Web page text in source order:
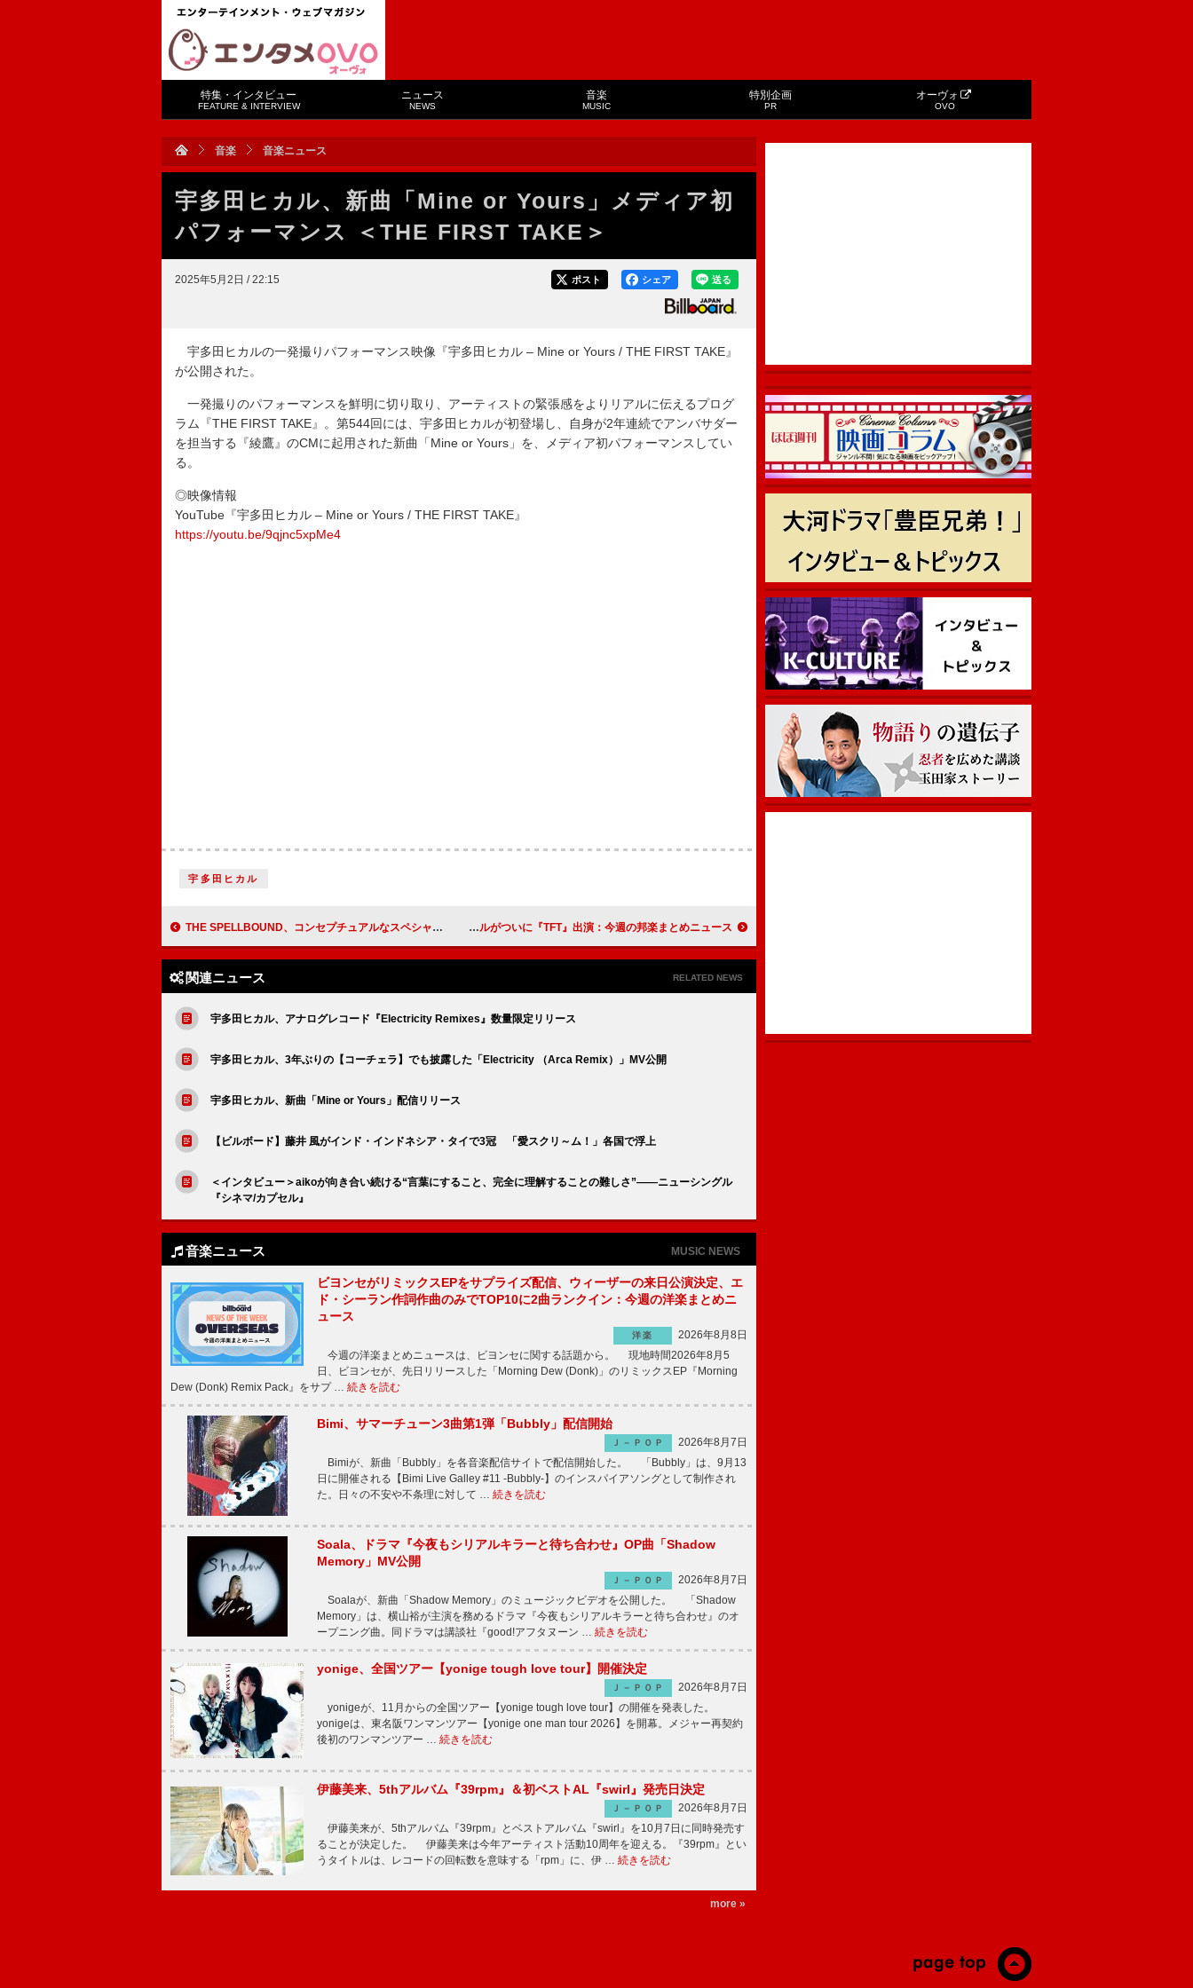
特集・インタビュー
FEATURE & INTERVIEW
ニュース
NEWS
音楽
MUSIC
特別企画
PR
オーヴォ
OVO
音楽 音楽ニュース
宇多田ヒカル、新曲「Mine or Yours」メディア初
パフォーマンス ＜THE FIRST TAKE＞
2025年5月2日 / 22:15 送る
シェア
ポスト
宇多田ヒカルの一発撮りパフォーマンス映像『宇多田ヒカル – Mine or Yours / THE FIRST TAKE』
が公開された。
一発撮りのパフォーマンスを鮮明に切り取り、アーティストの緊張感をよりリアルに伝えるプログ
ラム『THE FIRST TAKE』。第544回には、宇多田ヒカルが初登場し、自身が2年連続でアンバサダー
を担当する『綾鷹』のCMに起用された新曲「Mine or Yours」を、メディア初パフォーマンスしてい
る。
◎映像情報
YouTube『宇多田ヒカル – Mine or Yours / THE FIRST TAKE』
https://youtu.be/9qjnc5xpMe4
宇多田ヒカル
THE SPELLBOUND、コンセプチュアルなスペシャルライブを4本開催 HANA＆Snow Manが総合首位、星野源初の韓国公演決定、宇多田ヒカルがついに『TFT』出演：今週の邦楽まとめニュース
関連ニュース RELATED NEWS
宇多田ヒカル、アナログレコード『Electricity Remixes』数量限定リリース
宇多田ヒカル、3年ぶりの【コーチェラ】でも披露した「Electricity （Arca Remix）」MV公開
宇多田ヒカル、新曲「Mine or Yours」配信リリース
【ビルボード】藤井 風がインド・インドネシア・タイで3冠 「愛スクリ～ム！」各国で浮上
＜インタビュー＞aikoが向き合い続ける“言葉にすること、完全に理解することの難しさ”――ニューシングル
『シネマ/カプセル』
音楽ニュース MUSIC NEWS
ビヨンセがリミックスEPをサプライズ配信、ウィーザーの来日公演決定、エ
ド・シーラン作詞作曲のみでTOP10に2曲ランクイン：今週の洋楽まとめニ
ュース
洋楽
2026年8月8日
今週の洋楽まとめニュースは、ビヨンセに関する話題から。 現地時間2026年8月5
日、ビヨンセが、先日リリースした「Morning Dew (Donk)」のリミックスEP『Morning
Dew (Donk) Remix Pack』をサプ … 続きを読む
Bimi、サマーチューン3曲第1弾「Bubbly」配信開始
Ｊ－ＰＯＰ
2026年8月7日
Bimiが、新曲「Bubbly」を各音楽配信サイトで配信開始した。 「Bubbly」は、9月13
日に開催される【Bimi Live Galley #11 -Bubbly-】のインスパイアソングとして制作され
た。日々の不安や不条理に対して … 続きを読む
Soala、ドラマ『今夜もシリアルキラーと待ち合わせ』OP曲「Shadow
Memory」MV公開
Ｊ－ＰＯＰ
2026年8月7日
Soalaが、新曲「Shadow Memory」のミュージックビデオを公開した。 「Shadow
Memory」は、横山裕が主演を務めるドラマ『今夜もシリアルキラーと待ち合わせ』のオ
ープニング曲。同ドラマは講談社『good!アフタヌーン … 続きを読む
yonige、全国ツアー【yonige tough love tour】開催決定
Ｊ－ＰＯＰ
2026年8月7日
yonigeが、11月からの全国ツアー【yonige tough love tour】の開催を発表した。
yonigeは、東名阪ワンマンツアー【yonige one man tour 2026】を開幕。メジャー再契約
後初のワンマンツアー … 続きを読む
伊藤美来、5thアルバム『39rpm』＆初ベストAL『swirl』発売日決定
Ｊ－ＰＯＰ
2026年8月7日
伊藤美来が、5thアルバム『39rpm』とベストアルバム『swirl』を10月7日に同時発売す
ることが決定した。 伊藤美来は今年アーティスト活動10周年を迎える。『39rpm』とい
うタイトルは、レコードの回転数を意味する「rpm」に、伊 … 続きを読む
more »